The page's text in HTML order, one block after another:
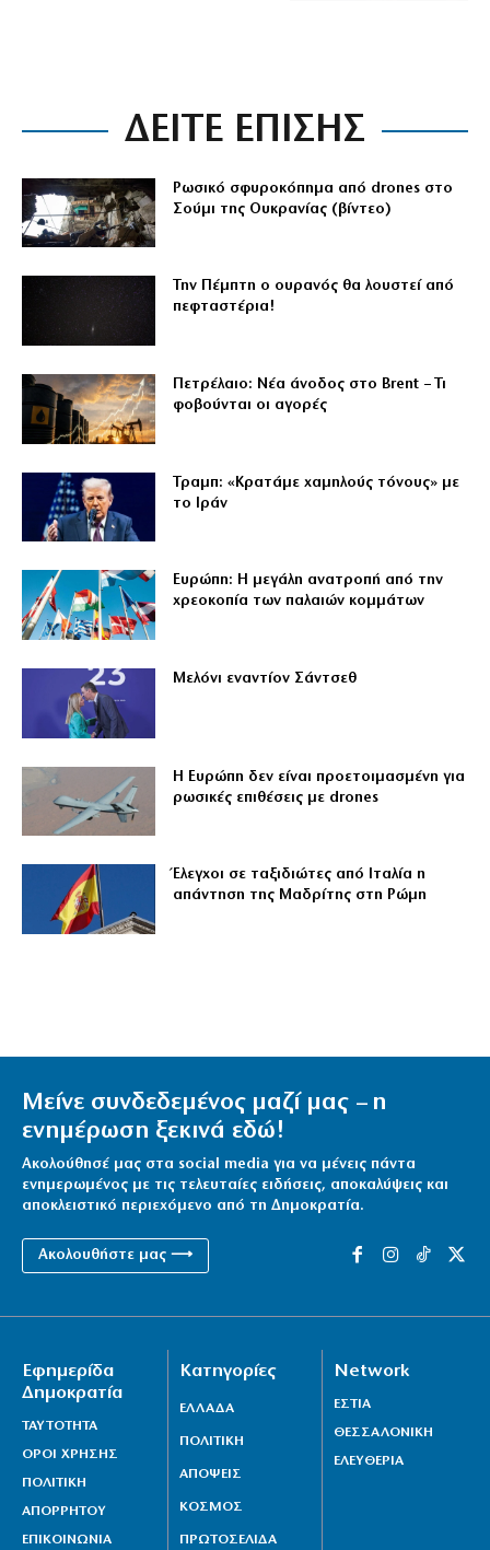
ΔΕΙΤΕ ΕΠΙΣΗΣ
Ρωσικό σφυροκόπημα από drones στο
Σούμι της Ουκρανίας (βίντεο)
Την Πέμπτη ο ουρανός θα λουστεί από
πεφταστέρια!
Πετρέλαιο: Νέα άνοδος στο Brent – Τι
φοβούνται οι αγορές
Τραμπ: «Κρατάμε χαμηλούς τόνους» με
το Ιράν
Ευρώπη: Η μεγάλη ανατροπή από την
χρεοκοπία των παλαιών κομμάτων
Μελόνι εναντίον Σάντσεθ
Η Ευρώπη δεν είναι προετοιμασμένη για
ρωσικές επιθέσεις με drones
Έλεγχοι σε ταξιδιώτες από Ιταλία η
απάντηση της Μαδρίτης στη Ρώμη
Μείνε συνδεδεμένος μαζί μας – η
ενημέρωση ξεκινά εδώ!
Ακολούθησέ μας στα social media για να μένεις πάντα
ενημερωμένος με τις τελευταίες ειδήσεις, αποκαλύψεις και
αποκλειστικό περιεχόμενο από τη Δημοκρατία.
Ακολουθήστε μας ⟶
Εφημερίδα
Δημοκρατία
ΤΑΥΤΟΤΗΤΑ
ΟΡΟΙ ΧΡΗΣΗΣ
ΠΟΛΙΤΙΚΗ
ΑΠΟΡΡΗΤΟΥ
ΕΠΙΚΟΙΝΩΝΙΑ
Κατηγορίες
ΕΛΛΑΔΑ
ΠΟΛΙΤΙΚΗ
ΑΠΟΨΕΙΣ
ΚΟΣΜΟΣ
ΠΡΩΤΟΣΕΛΙΔΑ
Network
ΕΣΤΙΑ
ΘΕΣΣΑΛΟΝΙΚΗ
ΕΛΕΥΘΕΡΙΑ